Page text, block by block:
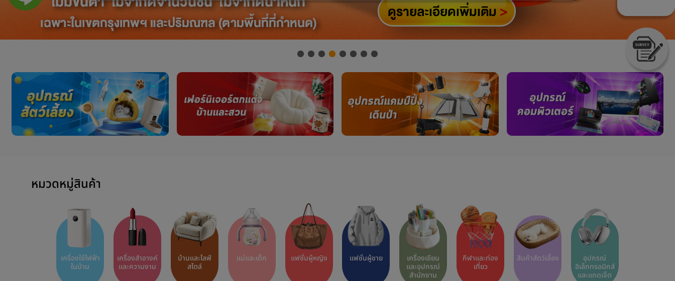
หมวดหมู่สินค้า
เครื่องใช้ไฟฟ้า
ในบ้าน
เครื่องสำอางค์
และความงาม
บ้านและไลฟ์
สไตล์
แม่และเด็ก แฟชั่นผู้หญิง แฟชั่นผู้ชาย
เครื่องเขียน
และอุปกรณ์
สำนักงาน
กีฬาและท่อง
เที่ยว
สินค้าสัตว์เลี้ยง
อุปกรณ์
อิเล็กทรอนิกส์
และแกดเจ็ต